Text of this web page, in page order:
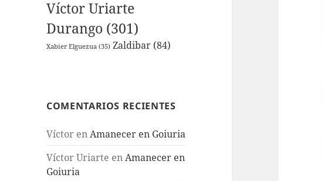
Víctor Uriarte
Durango (301)
Xabier Elguezua (35) Zaldibar (84)
COMENTARIOS RECIENTES
Víctor enAmanecer en Goiuria
Víctor Uriarte enAmanecer en
Goiuria